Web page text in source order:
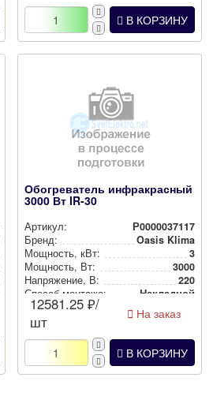
В КОРЗИНУ
Обогреватель инфракрасный
3000 Вт IR-30
Артикул:
Р0000037117
Бренд:
Oasis Klima
Мощность, кВт:
3
Мощность, Вт:
3000
Нап­ря­же­ние, В:
220
Способ монтажа:
Накладной
12581.25 ₽/
шт
На заказ
В КОРЗИНУ